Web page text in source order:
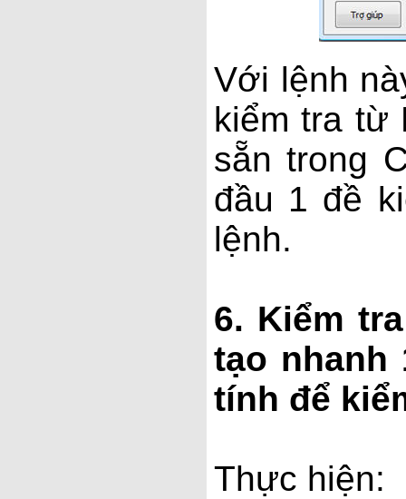
Với lệnh
kiểm tra từ
sẵn trong
đầu 1 đề
lệnh.
6. Kiểm
tạo nhanh
tính để
Thực hiện: